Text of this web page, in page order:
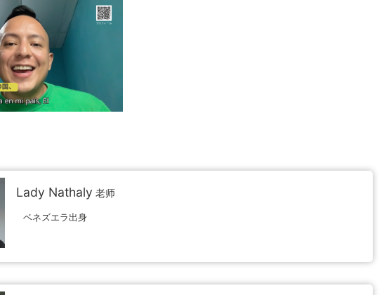
Lady Nathaly 老师
ベネズエラ出身